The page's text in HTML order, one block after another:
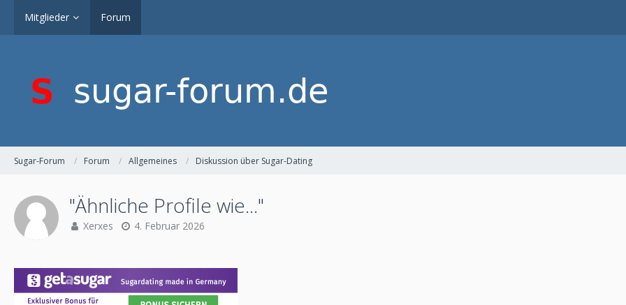
Mitglieder Forum
Sugar-Forum Forum Allgemeines Diskussion über Sugar-Dating
"Ähnliche Profile wie..."
Xerxes 4. Februar 2026